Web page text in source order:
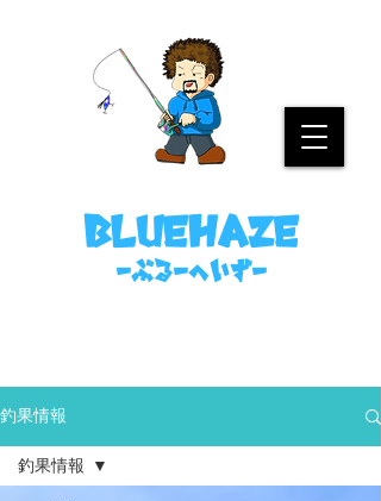
bluehaze
​－ぶるーへいずー
釣果情報
釣果情報